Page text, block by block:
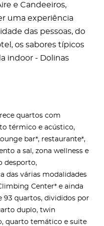
e Candeeiros,
uma experiência
das pessoas, do
os sabores típicos
indoor - Dolinas
quartos com
térmico e acústico,
bar*, restaurante*,
a sal, zona wellness e
desporto,
das várias modalidades
Center* e ainda
93 quartos, divididos por
duplo, twin
quarto temático e suite